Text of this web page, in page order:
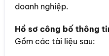
doanh nghiệp.
Hồ sơ công bố thông
Gồm các tài liệu sau: